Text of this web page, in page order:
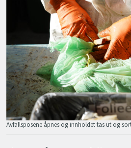
Avfallsposene åpnes og innholdet tas ut og